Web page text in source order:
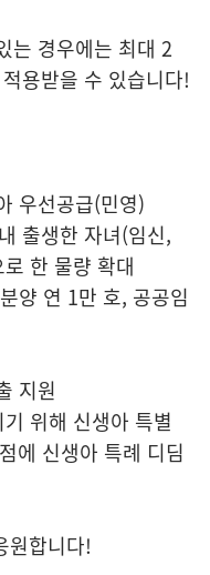
는 경우에는 최대 2
용받을 수 있습니다!
우선공급(민영)
출생한 자녀(임신,
한 물량 확대
양 연 1만 호, 공공임
지원
위해 신생아 특별
에 신생아 특례 디딤
원합니다!